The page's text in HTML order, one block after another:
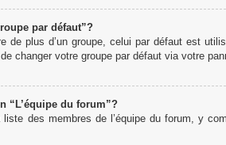
par défaut”?
de plus d’un groupe, celui par défaut est
changer votre groupe par défaut via votre
“L’équipe du forum”?
liste des membres de l’équipe du forum, y